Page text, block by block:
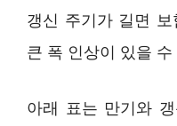
갱신 주기가 길면
큰 폭 인상이 있을 수
아래 표는 만기와